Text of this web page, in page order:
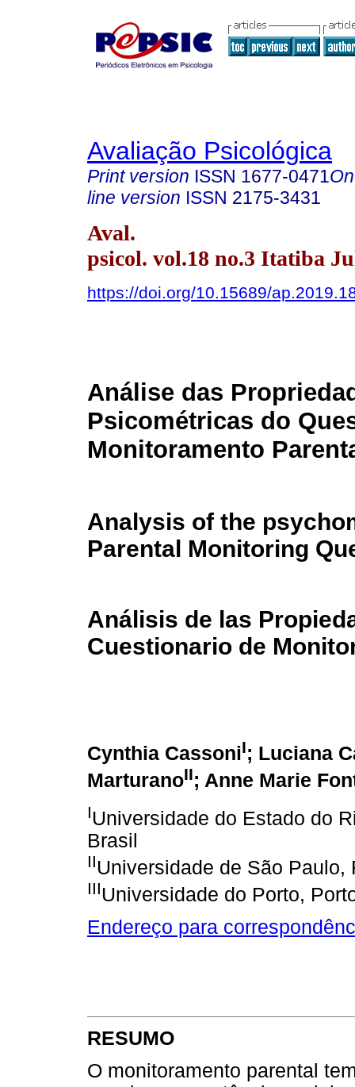
Avaliação Psicológica
Print version ISSN 1677-0471
line version ISSN 2175-3431
Aval.
psicol. vol.18 no.3 Itatiba
https://doi.org/10.15689/
Análise das
Psicométricas do
Monitoramento
Analysis of the
Parental Monitoring
Análisis de las
Cuestionario de
Cynthia CassoniI; Luciana
MarturanoII; Anne Marie
IUniversidade do Estado do
Brasil
IIUniversidade de São Paulo,
IIIUniversidade do Porto,
Endereço para
RESUMO
O monitoramento parental